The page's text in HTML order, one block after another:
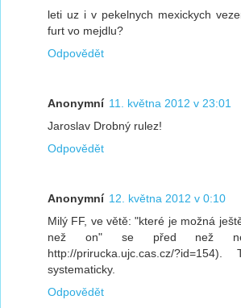
leti uz i v pekelnych mexickych
furt vo mejdlu?
Odpovědět
Anonymní 11. května 2012 v 23:01
Jaroslav Drobný rulez!
Odpovědět
Anonymní 12. května 2012 v 0:10
Milý FF, ve větě: "které je možná
než on" se před než
http://prirucka.ujc.cas.cz/
systematicky.
Odpovědět